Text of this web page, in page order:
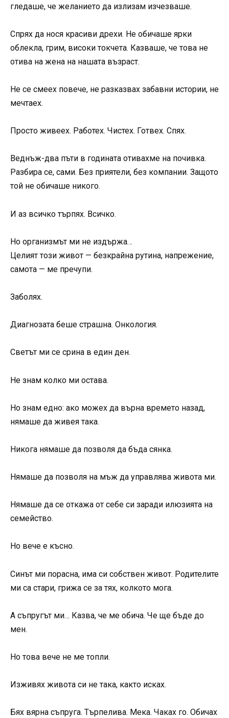
гледаше, че желанието да излизам изчезваше.
Спрях да нося красиви дрехи. Не обичаше ярки
облекла, грим, високи токчета. Казваше, че това не
отива на жена на нашата възраст.
Не се смеех повече, не разказвах забавни истории, не
мечтаех.
Просто живеех. Работех. Чистех. Готвех. Спях.
Веднъж-два пъти в годината отивахме на почивка.
Разбира се, сами. Без приятели, без компании. Защото
той не обичаше никого.
И аз всичко търпях. Всичко.
Но организмът ми не издържа…
Целият този живот — безкрайна рутина, напрежение,
самота — ме пречупи.
Заболях.
Диагнозата беше страшна. Онкология.
Светът ми се срина в един ден.
Не знам колко ми остава.
Но знам едно: ако можех да върна времето назад,
нямаше да живея така.
Никога нямаше да позволя да бъда сянка.
Нямаше да позволя на мъж да управлява живота ми.
Нямаше да се откажа от себе си заради илюзията на
семейство.
Но вече е късно.
Синът ми порасна, има си собствен живот. Родителите
ми са стари, грижа се за тях, колкото мога.
А съпругът ми… Казва, че ме обича. Че ще бъде до
мен.
Но това вече не ме топли.
Изживях живота си не така, както исках.
Бях вярна съпруга. Търпелива. Мека. Чаках го. Обичах